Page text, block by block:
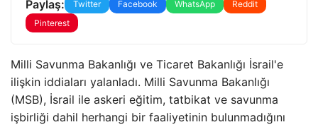
Paylaş: Twitter Facebook WhatsApp
Reddit
Pinterest
Milli Savunma Bakanlığı ve Ticaret Bakanlığı İsrail'e
ilişkin iddiaları yalanladı. Milli Savunma Bakanlığı
(MSB), İsrail ile askeri eğitim, tatbikat ve savunma
işbirliği dahil herhangi bir faaliyetinin bulunmadığını